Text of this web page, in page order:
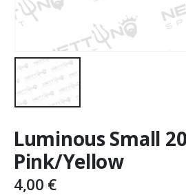
Luminous Small
Pink/Yellow
4,00 €